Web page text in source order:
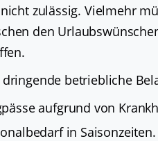
zulässig. Vielmehr
den
betriebliche
aufgrund von
in Saisonzeiten.